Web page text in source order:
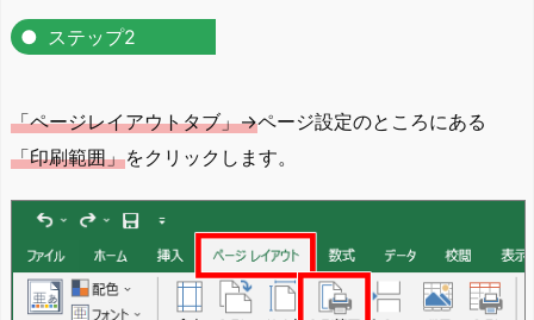
ステップ2
「ページレイアウトタブ」→ページ設定のところにある
「印刷範囲」をクリックします。